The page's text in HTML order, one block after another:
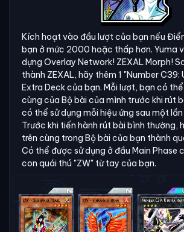
Kích hoạt vào đầu lượt của bạn nếu
bạn ở mức 2000 hoặc thấp hơn. Yuma
dựng Overlay Network! ZEXAL Morph!
thành ZEXAL, hãy thêm 1 "Number C39:
Extra Deck của bạn. Mỗi lượt, bạn có
cùng của Bộ bài của mình trước khi rút
có thể sử dụng mỗi hiệu ứng sau một
Trước khi tiến hành rút bài bình thường,
trên cùng trong Bộ bài của bạn thành
Có thể được sử dụng ở đầu Main Phase
con quái thú "ZW" từ tay của bạn.